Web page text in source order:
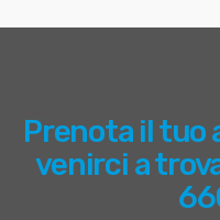
Prenota il tuo
venirci a